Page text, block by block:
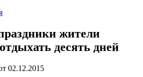
жители
десять дней
02.12.2015